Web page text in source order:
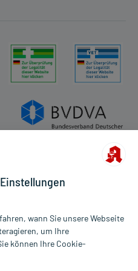
Versandkosten
ausschließlich für
wann Sie unsere Webseite
um Ihre
können Ihre Cookie-